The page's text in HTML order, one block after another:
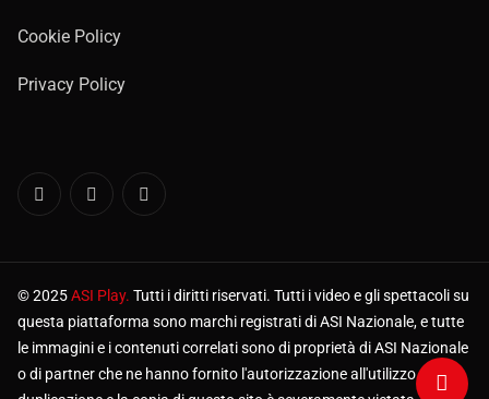
Cookie Policy
Privacy Policy
© 2025ASI Play. Tutti i diritti riservati. Tutti i video e gli spettacoli su
questa piattaforma sono marchi registrati di ASI Nazionale, e tutte
le immagini e i contenuti correlati sono di proprietà di ASI Nazionale
o di partner che ne hanno fornito l'autorizzazione all'utilizzo. La